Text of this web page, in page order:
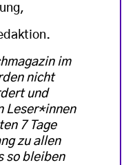
im
nicht
und
Leser*innen
7 Tage
zu allen
so bleiben